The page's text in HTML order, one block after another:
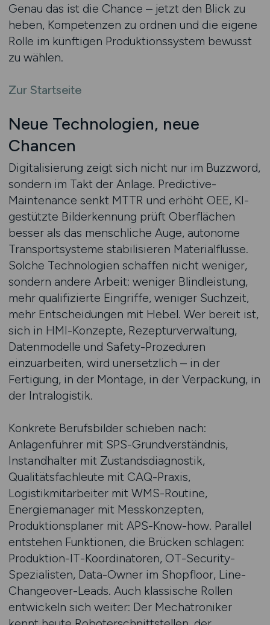
Genau das ist die Chance – jetzt den Blick zu
heben, Kompetenzen zu ordnen und die eigene
Rolle im künftigen Produktionssystem bewusst
zu wählen.
Zur Startseite
Neue Technologien, neue
Chancen
Digitalisierung zeigt sich nicht nur im Buzzword,
sondern im Takt der Anlage. Predictive-
Maintenance senkt MTTR und erhöht OEE, KI-
gestützte Bilderkennung prüft Oberflächen
besser als das menschliche Auge, autonome
Transportsysteme stabilisieren Materialflüsse.
Solche Technologien schaffen nicht weniger,
sondern andere Arbeit: weniger Blindleistung,
mehr qualifizierte Eingriffe, weniger Suchzeit,
mehr Entscheidungen mit Hebel. Wer bereit ist,
sich in HMI-Konzepte, Rezepturverwaltung,
Datenmodelle und Safety-Prozeduren
einzuarbeiten, wird unersetzlich – in der
Fertigung, in der Montage, in der Verpackung, in
der Intralogistik.
Konkrete Berufsbilder schieben nach:
Anlagenführer mit SPS-Grundverständnis,
Instandhalter mit Zustandsdiagnostik,
Qualitätsfachleute mit CAQ-Praxis,
Logistikmitarbeiter mit WMS-Routine,
Energiemanager mit Messkonzepten,
Produktionsplaner mit APS-Know-how. Parallel
entstehen Funktionen, die Brücken schlagen:
Produktion-IT-Koordinatoren, OT-Security-
Spezialisten, Data-Owner im Shopfloor, Line-
Changeover-Leads. Auch klassische Rollen
entwickeln sich weiter: Der Mechatroniker